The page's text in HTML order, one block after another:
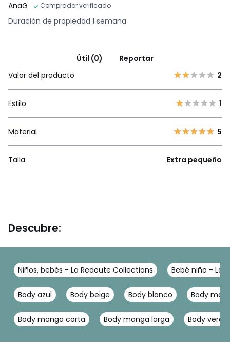
AnaG
Comprador verificado
Duración de propiedad 1 semana
Útil (0)
Reportar
Valor del producto
2
Estilo 1
Material 5
Talla Extra pequeño
Descubre:
Niños, bebés - La Redoute Collections Bebé niño - La
Body azul Body beige Body blanco Body
Body manga corta Body manga larga Body verde